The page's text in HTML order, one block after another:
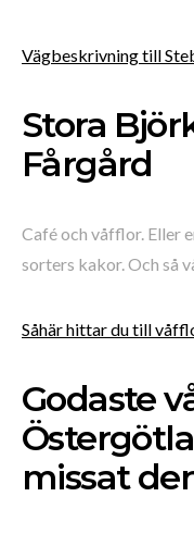
Vägbeskrivning till
Stora
Fårgård
Café och våfflor. Eller
sorters kakor. Och så
Såhär hittar du till
Godaste
missat